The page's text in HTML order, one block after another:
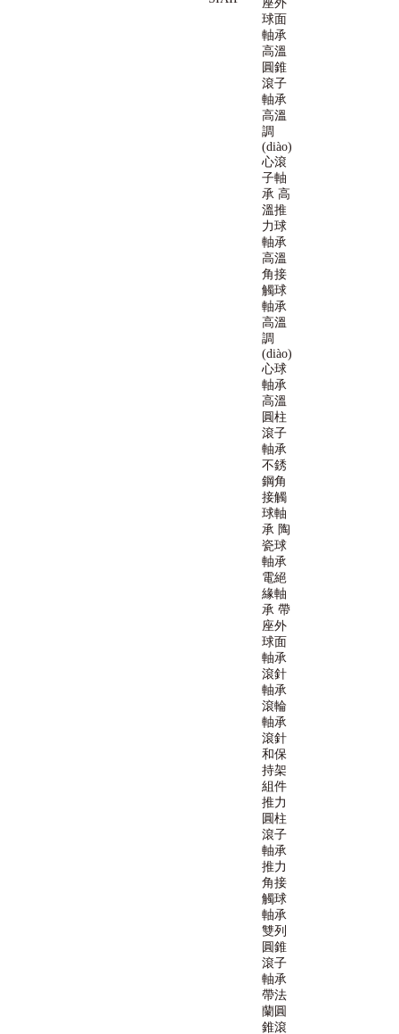
座外
球面
軸承
高溫
圓錐
滾子
軸承
高溫
調
(diào)
心滾
子軸
承 高
溫推
力球
軸承
高溫
角接
觸球
軸承
高溫
調
(diào)
心球
軸承
高溫
圓柱
滾子
軸承
不銹
鋼角
接觸
球軸
承 陶
瓷球
軸承
電絕
緣軸
承 帶
座外
球面
軸承
滾針
軸承
滾輪
軸承
滾針
和保
持架
組件
推力
圓柱
滾子
軸承
推力
角接
觸球
軸承
雙列
圓錐
滾子
軸承
帶法
蘭圓
錐滾